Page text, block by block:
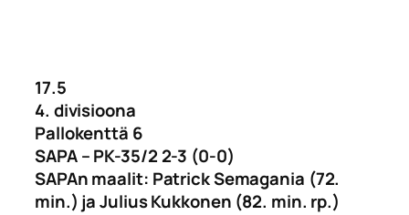
17.5
4. divisioona
Pallokenttä 6
SAPA – PK-35/2 2-3 (0-0)
SAPAn maalit: Patrick Semagania (72.
min.) ja Julius Kukkonen (82. min. rp.)